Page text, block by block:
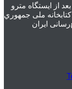
از ايستگاه مترو
ملی جمهوري
ایران